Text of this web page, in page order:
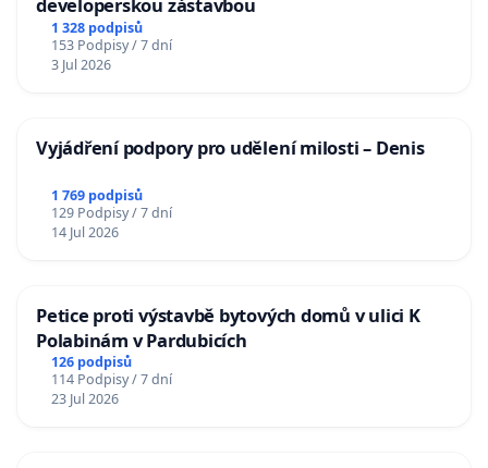
1 328 podpisů
153 Podpisy / 7 dní
3 Jul 2026
Vyjádření podpory pro udělení milosti – Denis
1 769 podpisů
129 Podpisy / 7 dní
14 Jul 2026
Petice proti výstavbě bytových domů v ulici K
Polabinám v Pardubicích
126 podpisů
114 Podpisy / 7 dní
23 Jul 2026